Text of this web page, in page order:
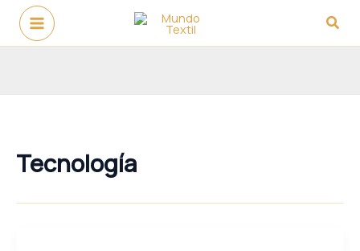
contenido
Tecnología